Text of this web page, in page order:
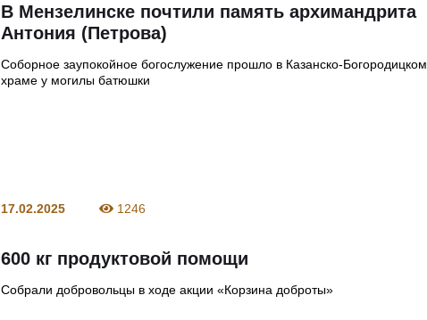
В Мензелинске почтили память архимандрита
Антония (Петрова)
Соборное заупокойное богослужение прошло в Казанско-Богородицком
храме у могилы батюшки
17.02.2025 1246
600 кг продуктовой помощи
Собрали добровольцы в ходе акции «Корзина доброты»